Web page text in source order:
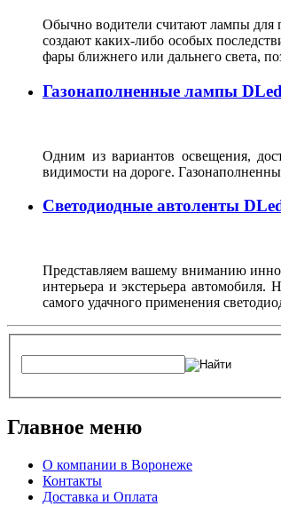
Обычно водители считают лампы для
создают каких-либо особых
фары ближнего или дальнего света,
Газонаполненные лампы
Одним из вариантов освещения,
видимости на дороге.
Светодиодные автоленты
Представляем вашему вниманию
интерьера и экстерьера
самого удачного применения
Главное меню
О компании в Воронеже
Контакты
Доставка и Оплата